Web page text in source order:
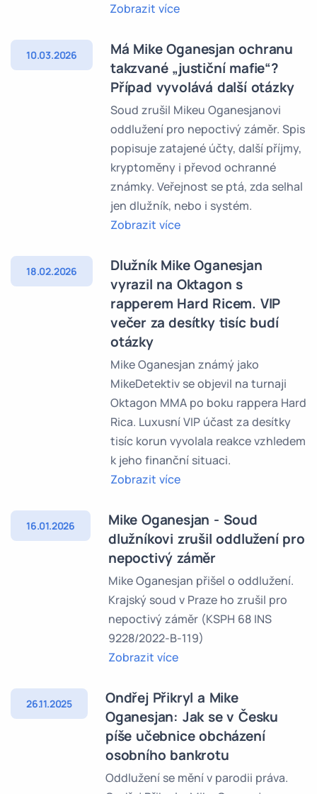
Zobrazit více
10.03.2026
Má Mike Oganesjan ochranu
takzvané „justiční mafie“?
Případ vyvolává další otázky
Soud zrušil Mikeu Oganesjanovi
oddlužení pro nepoctivý záměr. Spis
popisuje zatajené účty, další příjmy,
kryptoměny i převod ochranné
známky. Veřejnost se ptá, zda selhal
jen dlužník, nebo i systém.
Zobrazit více
18.02.2026
Dlužník Mike Oganesjan
vyrazil na Oktagon s
rapperem Hard Ricem. VIP
večer za desítky tisíc budí
otázky
Mike Oganesjan známý jako
MikeDetektiv se objevil na turnaji
Oktagon MMA po boku rappera Hard
Rica. Luxusní VIP účast za desítky
tisíc korun vyvolala reakce vzhledem
k jeho finanční situaci.
Zobrazit více
16.01.2026
Mike Oganesjan - Soud
dlužníkovi zrušil oddlužení pro
nepoctivý záměr
Mike Oganesjan přišel o oddlužení.
Krajský soud v Praze ho zrušil pro
nepoctivý záměr (KSPH 68 INS
9228/2022-B-119)
Zobrazit více
26.11.2025
Ondřej Přikryl a Mike
Oganesjan: Jak se v Česku
píše učebnice obcházení
osobního bankrotu
Oddlužení se mění v parodii práva.